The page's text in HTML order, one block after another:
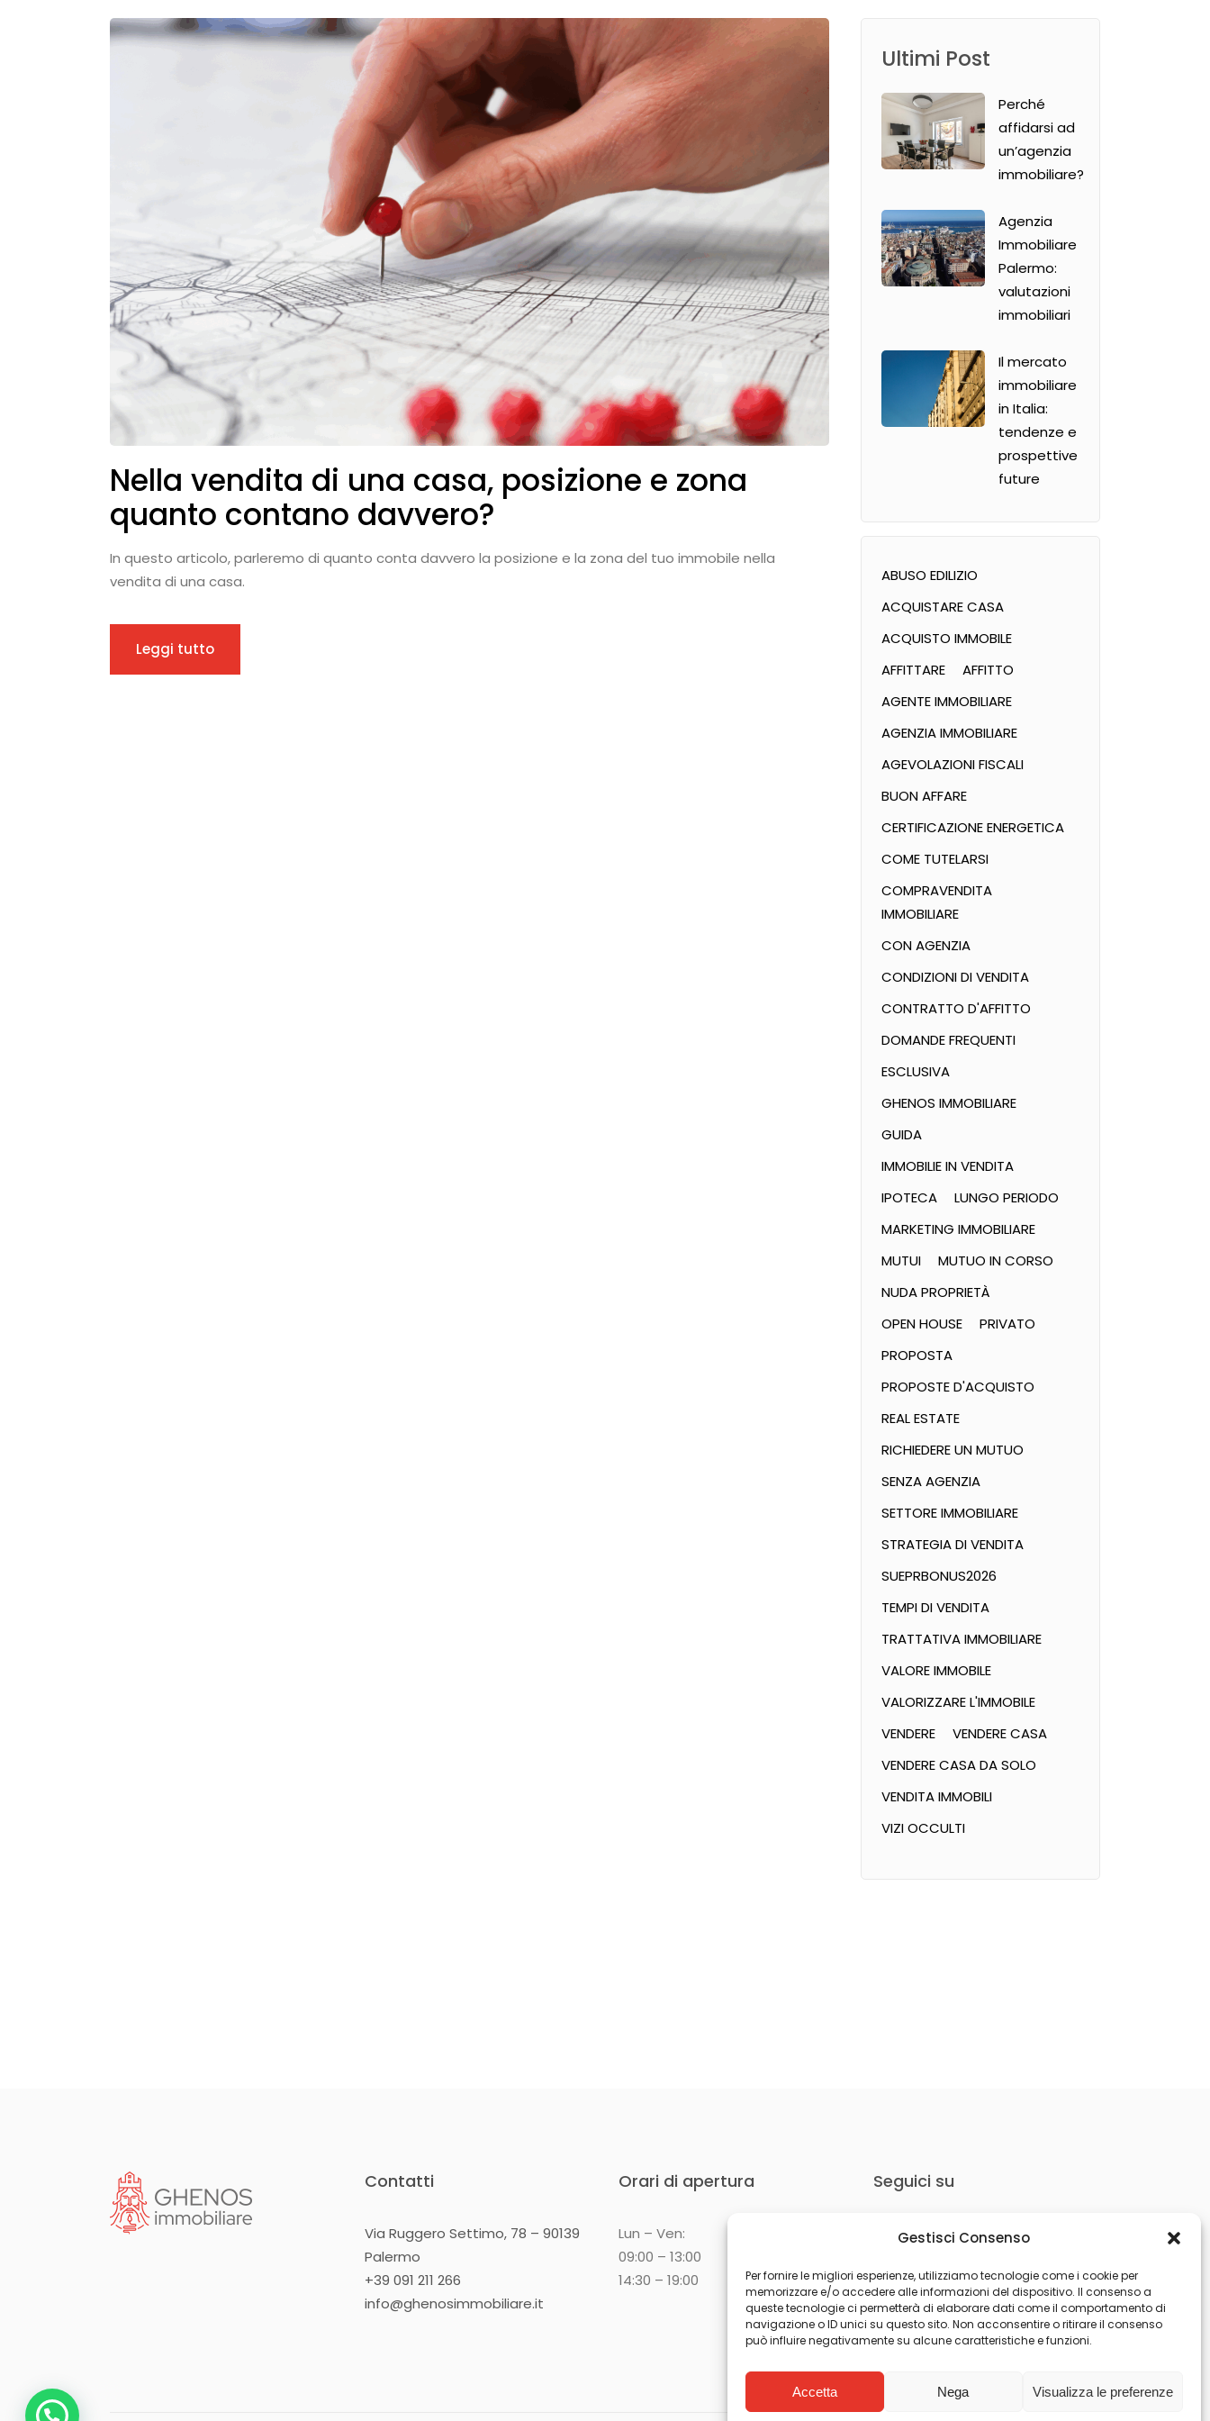
Gestisci Consenso
Per fornire le migliori esperienze, utilizziamo tecnologie come i cookie per
memorizzare e/o accedere alle informazioni del dispositivo. Il consenso a
queste tecnologie ci permetterà di elaborare dati come il comportamento di
navigazione o ID unici su questo sito. Non acconsentire o ritirare il consenso
può influire negativamente su alcune caratteristiche e funzioni.
Accetta Nega Visualizza le preferenze
Nella vendita di una casa, posizione e zona
quanto contano davvero?
In questo articolo, parleremo di quanto conta davvero la posizione e la zona del tuo immobile nella
vendita di una casa.
Leggi tutto
Ultimi Post
Perché
affidarsi ad
un’agenzia
immobiliare?
Agenzia
Immobiliare
Palermo:
valutazioni
immobiliari
Il mercato
immobiliare
in Italia:
tendenze e
prospettive
future
ABUSO EDILIZIO
ACQUISTARE CASA
ACQUISTO IMMOBILE
AFFITTARE
AFFITTO
AGENTE IMMOBILIARE
AGENZIA IMMOBILIARE
AGEVOLAZIONI FISCALI
BUON AFFARE
CERTIFICAZIONE ENERGETICA
COME TUTELARSI
COMPRAVENDITA
IMMOBILIARE
CON AGENZIA
CONDIZIONI DI VENDITA
CONTRATTO D'AFFITTO
DOMANDE FREQUENTI
ESCLUSIVA
GHENOS IMMOBILIARE
GUIDA
IMMOBILIE IN VENDITA
IPOTECA
LUNGO PERIODO
MARKETING IMMOBILIARE
MUTUI
MUTUO IN CORSO
NUDA PROPRIETÀ
OPEN HOUSE
PRIVATO
PROPOSTA
PROPOSTE D'ACQUISTO
REAL ESTATE
RICHIEDERE UN MUTUO
SENZA AGENZIA
SETTORE IMMOBILIARE
STRATEGIA DI VENDITA
SUEPRBONUS2026
TEMPI DI VENDITA
TRATTATIVA IMMOBILIARE
VALORE IMMOBILE
VALORIZZARE L'IMMOBILE
VENDERE
VENDERE CASA
VENDERE CASA DA SOLO
VENDITA IMMOBILI
VIZI OCCULTI
Contatti
Via Ruggero Settimo, 78 – 90139
Palermo
+39 091 211 266
info@ghenosimmobiliare.it
Orari di apertura
Lun – Ven:
09:00 – 13:00
14:30 – 19:00
Seguici su